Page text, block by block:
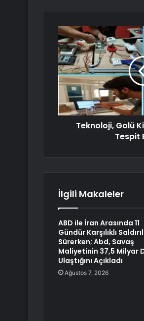
Teknoloji, Golü
Tespit
İlgili Makaleler
ABD ile İran Arasında 11
Gündür Karşılıklı
Sürerken; Abd, Savaş
Maliyetinin 37,5 Milyar
Ulaştığını Açıkladı
Ağustos 7, 2026